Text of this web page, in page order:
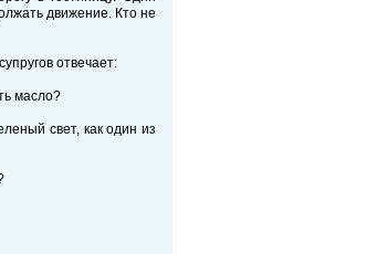
движение. Кто не
отвечает:
масло?
свет, как один из